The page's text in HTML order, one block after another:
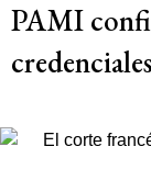
PAMI